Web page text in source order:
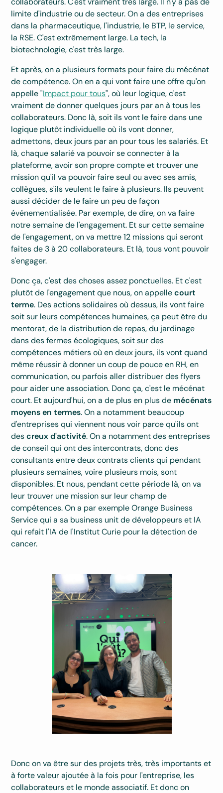
limite d'industrie ou de secteur. On a des entreprises
dans la pharmaceutique, l'industrie, le BTP, le service,
la RSE. C'est extrêmement large. La tech, la
biotechnologie, c'est très large.
Et après, on a plusieurs formats pour faire du mécénat
de compétence. On en a qui vont faire une offre qu'on
appelle "Impact pour tous", où leur logique, c'est
vraiment de donner quelques jours par an à tous les
collaborateurs. Donc là, soit ils vont le faire dans une
logique plutôt individuelle où ils vont donner,
admettons, deux jours par an pour tous les salariés. Et
là, chaque salarié va pouvoir se connecter à la
plateforme, avoir son propre compte et trouver une
mission qu'il va pouvoir faire seul ou avec ses amis,
collègues, s'ils veulent le faire à plusieurs. Ils peuvent
aussi décider de le faire un peu de façon
événementialisée. Par exemple, de dire, on va faire
notre semaine de l'engagement. Et sur cette semaine
de l'engagement, on va mettre 12 missions qui seront
faites de 3 à 20 collaborateurs. Et là, tous vont pouvoir
s'engager.
Donc ça, c'est des choses assez ponctuelles. Et c'est
plutôt de l'engagement que nous, on appellecourt
terme. Des actions solidaires où dessus, ils vont faire
soit sur leurs compétences humaines, ça peut être du
mentorat, de la distribution de repas, du jardinage
dans des fermes écologiques, soit sur des
compétences métiers où en deux jours, ils vont quand
même réussir à donner un coup de pouce en RH, en
communication, ou parfois aller distribuer des flyers
pour aider une association. Donc ça, c'est le mécénat
court. Et aujourd'hui, on a de plus en plus de mécénats
moyens en termes. On a notamment beaucoup
d'entreprises qui viennent nous voir parce qu'ils ont
descreux d'activité. On a notamment des entreprises
de conseil qui ont des intercontrats, donc des
consultants entre deux contrats clients qui pendant
plusieurs semaines, voire plusieurs mois, sont
disponibles. Et nous, pendant cette période là, on va
leur trouver une mission sur leur champ de
compétences. On a par exemple Orange Business
Service qui a sa business unit de développeurs et IA
qui refait l'IA de l'Institut Curie pour la détection de
cancer.
Donc on va être sur des projets très, très importants et
à forte valeur ajoutée à la fois pour l'entreprise, les
collaborateurs et le monde associatif. Et donc on